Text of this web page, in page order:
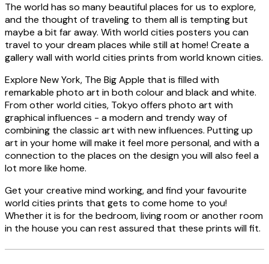
The world has so many beautiful places for us to explore,
and the thought of traveling to them all is tempting but
maybe a bit far away. With world cities posters you can
travel to your dream places while still at home! Create a
gallery wall with world cities prints from world known cities.
Explore New York, The Big Apple that is filled with
remarkable photo art in both colour and black and white.
From other world cities, Tokyo offers photo art with
graphical influences - a modern and trendy way of
combining the classic art with new influences. Putting up
art in your home will make it feel more personal, and with a
connection to the places on the design you will also feel a
lot more like home.
Get your creative mind working, and find your favourite
world cities prints that gets to come home to you!
Whether it is for the bedroom, living room or another room
in the house you can rest assured that these prints will fit.